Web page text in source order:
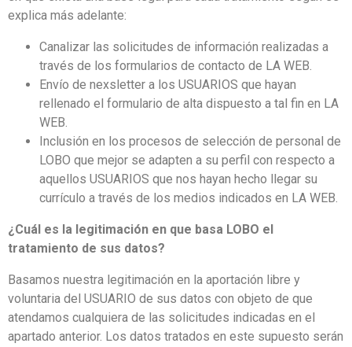
explica más adelante:
Canalizar las solicitudes de información realizadas a
través de los formularios de contacto de LA WEB.
Envío de nexsletter a los USUARIOS que hayan
rellenado el formulario de alta dispuesto a tal fin en LA
WEB.
Inclusión en los procesos de selección de personal de
LOBO que mejor se adapten a su perfil con respecto a
aquellos USUARIOS que nos hayan hecho llegar su
currículo a través de los medios indicados en LA WEB.
¿Cuál es la legitimación en que basa LOBO el
tratamiento de sus datos?
Basamos nuestra legitimación en la aportación libre y
voluntaria del USUARIO de sus datos con objeto de que
atendamos cualquiera de las solicitudes indicadas en el
apartado anterior. Los datos tratados en este supuesto serán